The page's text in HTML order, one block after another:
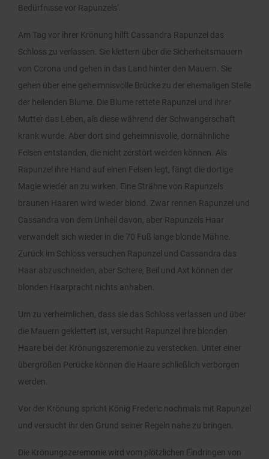
Bedürfnisse vor Rapunzels‘.
Am Tag vor ihrer Krönung hilft Cassandra Rapunzel das
Schloss zu verlassen. Sie klettern über die Sicherheitsmauern
von Corona und gehen in das Land hinter den Mauern. Sie
gehen über eine geheimnisvolle Brücke zu der ehemaligen Stelle
der heilenden Blume. Die Blume rettete Rapunzel und ihrer
Mutter das Leben, als diese während der Schwangerschaft
krank wurde. Aber dort sind geheimnisvolle, dornähnliche
Felsen entstanden, die nicht zerstört werden können. Als
Rapunzel ihre Hand auf einen Felsen legt, fängt die dortige
Magie wieder an zu wirken. Eine Strähne von Rapunzels
braunen Haaren wird wieder blond. Zwar rennen Rapunzel und
Cassandra von dem Unheil davon, aber Rapunzels Haar
verwandelt sich wieder in die 70 Fuß lange blonde Mähne.
Zurück im Schloss versuchen Rapunzel und Cassandra das
Haar abzuschneiden, aber Schere, Beil und Axt können der
blonden Haarpracht nichts anhaben.
Um zu verheimlichen, dass sie das Schloss verlassen und über
die Mauern geklettert ist, versucht Rapunzel ihre blonden
Haare bei der Krönungszeremonie zu verstecken. Unter einer
übergrößen Perücke können die Haare schließlich verborgen
werden.
Vor der Krönung spricht König Frederic nochmals mit Rapunzel
und versucht ihr den Grund seiner Regeln nahe zu bringen.
Die Krönungszeremonie wird vom plötzlichen Eindringen von